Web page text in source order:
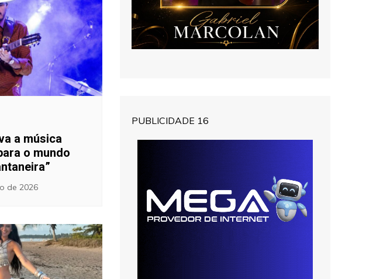
a música
o mundo
de 2026
PUBLICIDADE 16